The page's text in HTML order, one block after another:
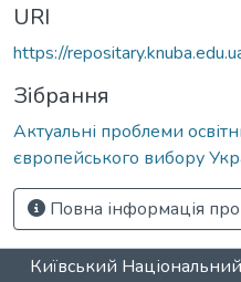
URI
https://
Зібрання
Актуальні проблеми
європейського вибору
Повна інформація
Київський